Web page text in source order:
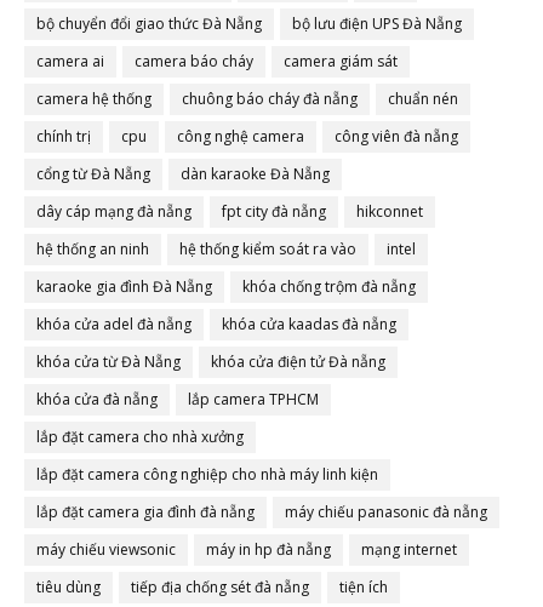
bộ chuyển đổi giao thức Đà Nẵng
bộ lưu điện UPS Đà Nẵng
camera ai
camera báo cháy
camera giám sát
camera hệ thống
chuông báo cháy đà nẵng
chuẩn nén
chính trị
cpu công nghệ camera
công viên đà nẵng
cổng từ Đà Nẵng
dàn karaoke Đà Nẵng
dây cáp mạng đà nẵng
fpt city đà nẵng
hikconnet
hệ thống an ninh
hệ thống kiểm soát ra vào
intel
karaoke gia đình Đà Nẵng
khóa chống trộm đà nẵng
khóa cửa adel đà nẵng
khóa cửa kaadas đà nẵng
khóa cửa từ Đà Nẵng
khóa cửa điện tử Đà nẵng
khóa cửa đà nẵng
lắp camera TPHCM
lắp đặt camera cho nhà xưởng
lắp đặt camera công nghiệp cho nhà máy linh kiện
lắp đặt camera gia đình đà nẵng
máy chiếu panasonic đà nẵng
máy chiếu viewsonic
máy in hp đà nẵng
mạng internet
tiêu dùng
tiếp địa chống sét đà nẵng
tiện ích